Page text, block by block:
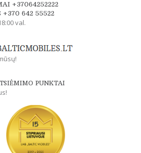
+37064252222
+370 642 55522
val.
PUNKTAI